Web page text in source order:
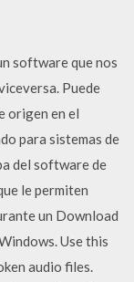
software que nos
Puede
origen en el
para sistemas de
del software de
le permiten
un Download
Use this
audio files.